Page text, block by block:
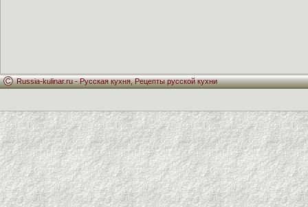
Russia-kulinar.ru -Русская кухня,Рецепты русской кухни